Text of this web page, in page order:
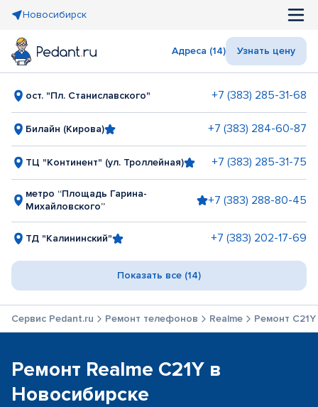
Новосибирск
Адреса (14) Узнать цену
ост. "Пл. Станиславского" +7 (383) 285-31-68
Билайн (Кирова) +7 (383) 284-60-87
ТЦ "Континент" (ул. Троллейная) +7 (383) 285-31-75
метро “Площадь Гарина-
Михайловского”
+7 (383) 288-80-45
ТД "Калининский" +7 (383) 202-17-69
Показать все (14)
Сервис Pedant.ru Ремонт телефонов Realme Ремонт C21Y
Ремонт Realme C21Y в
Новосибирске